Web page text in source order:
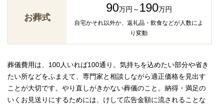
お葬式
90万円～ 190万円
自宅かそれ以外か、返礼品・飲食などが人数によ
り変動
葬儀費用は、100人いれば100通り。気持ちを込めたい部分や省き
たい所などをふまえて、専門家と相談しながら適正価格を見出す
ことが大切です。やり直しがきかない葬儀のこと。納得・満足の
いくお見送りにするためには、けして広告金額に流されることな